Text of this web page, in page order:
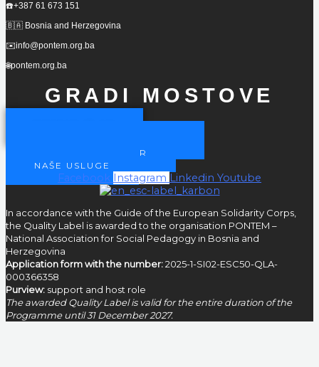
☎️+387 61 673 151
🇧🇦 Bosnia and Herzegovina
✉️info@pontem.org.ba
🌐pontem.org.ba
GRADI MOSTOVE
POSTANI VOLONTER
NAŠE USLUGE
Facebook Instagram Linkedin Youtube
In accordance with the Guide of the European Solidarity Corps,
the Quality Label is awarded to the organisation PONTEM –
National Association for Social Pedagogy in Bosnia and
Herzegovina
Application form with the number:2025-1-SI02-ESC50-QLA-
000366358
Purview: support and host role
The awarded Quality Label is valid for the entire duration of the
Programme until 31 December 2027.